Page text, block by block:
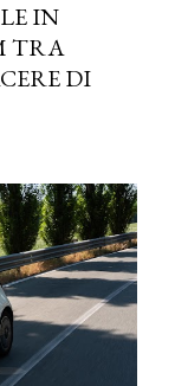
IN
TRA
DI